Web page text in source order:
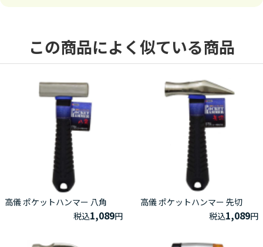
この商品によく似ている商品
高儀 ポケットハンマー 八角
税込1,089円
高儀 ポケットハンマー 先切
税込1,089円